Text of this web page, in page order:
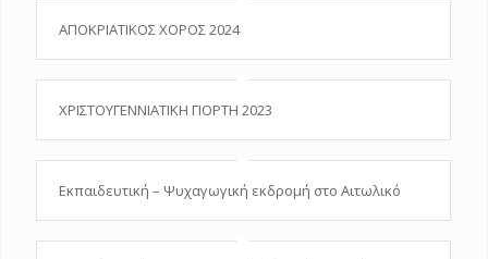
ΑΠΟΚΡΙΑΤΙΚΟΣ ΧΟΡΟΣ 2024
ΧΡΙΣΤΟΥΓΕΝΝΙΑΤΙΚΗ ΓΙΟΡΤΗ 2023
Εκπαιδευτική – Ψυχαγωγική εκδρομή στο Αιτωλικό